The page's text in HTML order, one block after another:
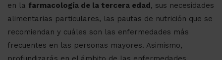
en la farmacología de la tercera edad, sus necesidades
alimentarias particulares, las pautas de nutrición que se
recomiendan y cuáles son las enfermedades más
frecuentes en las personas mayores. Asimismo,